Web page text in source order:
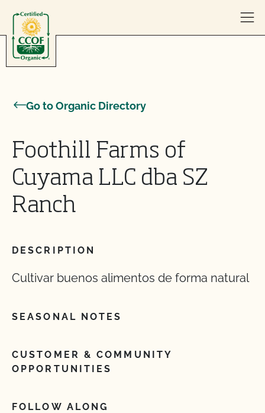
Go to Organic Directory
Foothill Farms of
Cuyama LLC dba SZ
Ranch
DESCRIPTION
Cultivar buenos alimentos de forma natural
SEASONAL NOTES
CUSTOMER & COMMUNITY
OPPORTUNITIES
FOLLOW ALONG